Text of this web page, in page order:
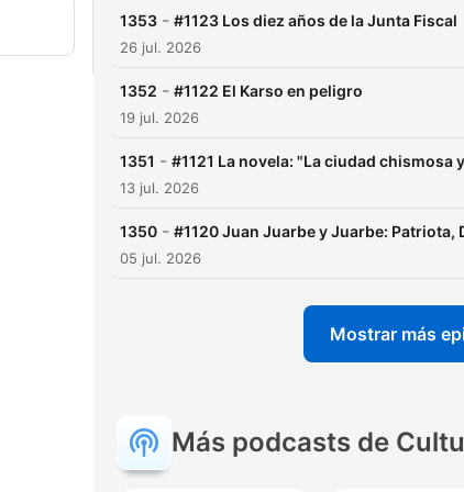
1353 - #1123 Los diez años de la Junta Fiscal
26 jul. 2026
1352 - #1122 El Karso en peligro
19 jul. 2026
1351 - #1121 La novela: "La ciudad chismosa
13 jul. 2026
1350 - #1120 Juan Juarbe y Juarbe:
05 jul. 2026
Mostrar más
Más podcasts de